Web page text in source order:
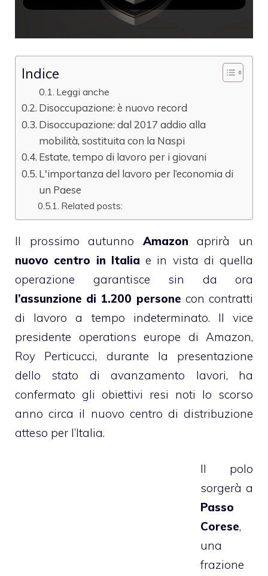
Indice
Leggi anche
Disoccupazione: è nuovo record
Disoccupazione: dal 2017 addio alla
mobilità, sostituita con la Naspi
Estate, tempo di lavoro per i giovani
L'importanza del lavoro per l’economia di
un Paese
Related posts:
Il prossimo autunno Amazon aprirà un
nuovo centro in Italia e in vista di quella
operazione garantisce sin da ora
l’assunzione di 1.200 persone con contratti
di lavoro a tempo indeterminato. Il vice
presidente operations europe di Amazon,
Roy Perticucci, durante la presentazione
dello stato di avanzamento lavori, ha
confermato gli obiettivi resi noti lo scorso
anno circa il nuovo centro di distribuzione
atteso per l’Italia.
Il polo
sorgerà a
Passo
Corese,
una
frazione